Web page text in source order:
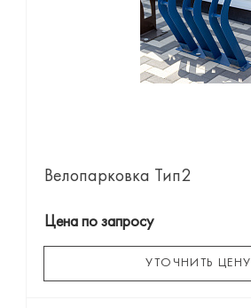
Велопарковка Тип2
Цена по запросу
УТОЧНИТЬ ЦЕНУ